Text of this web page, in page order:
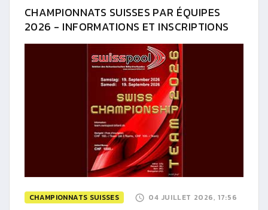
CHAMPIONNATS SUISSES PAR ÉQUIPES
2026 - INFORMATIONS ET INSCRIPTIONS
CHAMPIONNATS SUISSES 04 JUILLET 2026, 17:56